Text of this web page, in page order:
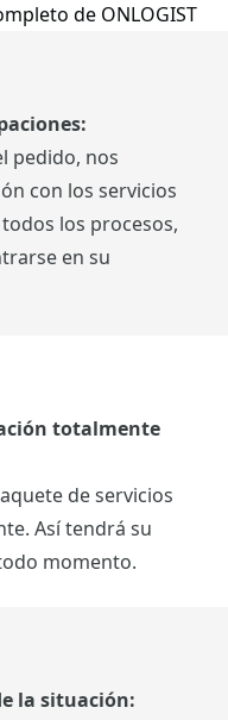
de ONLOGIST
pedido, nos
con los servicios
los procesos,
en su
totalmente
de servicios
Así tendrá su
momento.
la situación: